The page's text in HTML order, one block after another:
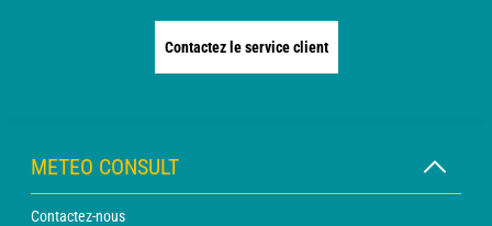
Contactez le service client
METEO CONSULT
Contactez-nous